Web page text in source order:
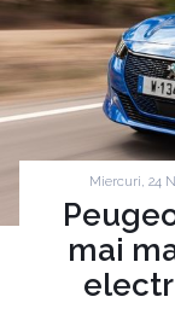
Miercuri, 24
mai